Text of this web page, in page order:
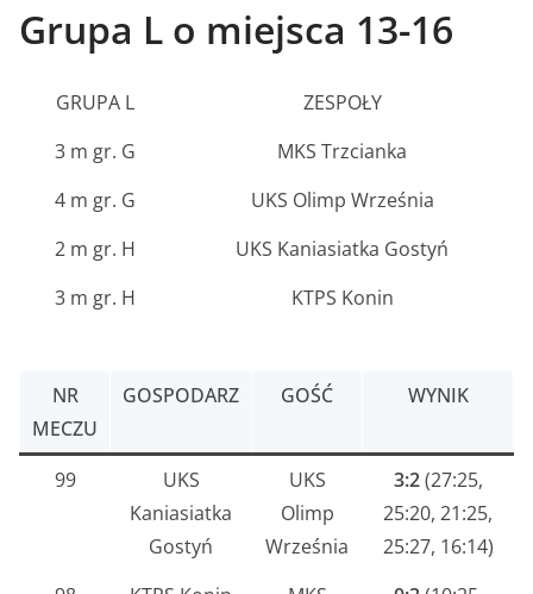
Grupa L o miejsca 13-16
GRUPA L
ZESPOŁY
3 m gr. G
MKS Trzcianka
4 m gr. G
UKS Olimp Września
2 m gr. H
UKS Kaniasiatka Gostyń
3 m gr. H
KTPS Konin
NR
MECZU
GOSPODARZ GOŚĆ WYNIK
99
UKS
Kaniasiatka
Gostyń
UKS
Olimp
Września
3:2(27:25,
25:20, 21:25,
25:27, 16:14)